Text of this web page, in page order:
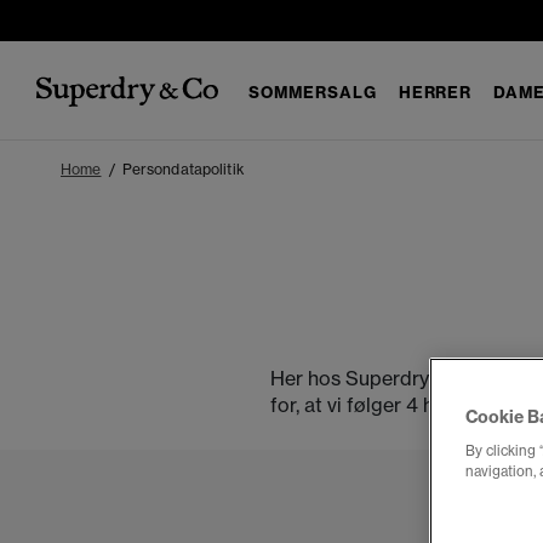
SOMMERSALG HERRER
Home Persondatapolitik
Her hos Superdry betyder
for, at vi følger 4
Cookie
By clicking
navigation,